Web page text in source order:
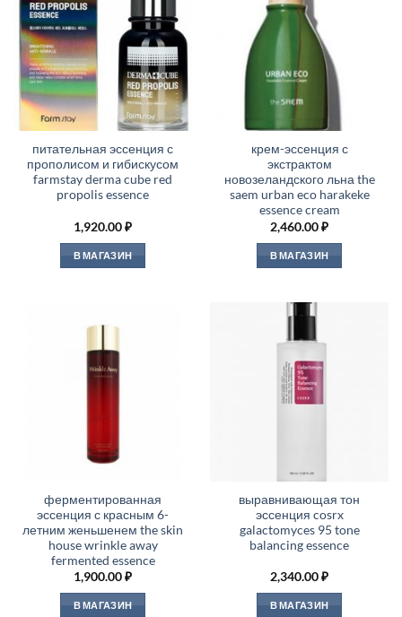
питательная эссенция с
прополисом и гибискусом
farmstay derma cube red
propolis essence
1,920.00₽
В МАГАЗИН
крем-эссенция с
экстрактом
новозеландского льна the
saem urban eco harakeke
essence cream
2,460.00₽
В МАГАЗИН
ферментированная
эссенция с красным 6-
летним женьшенем the skin
house wrinkle away
fermented essence
1,900.00₽
В МАГАЗИН
выравнивающая тон
эссенция cosrx
galactomyces 95 tone
balancing essence
2,340.00₽
В МАГАЗИН